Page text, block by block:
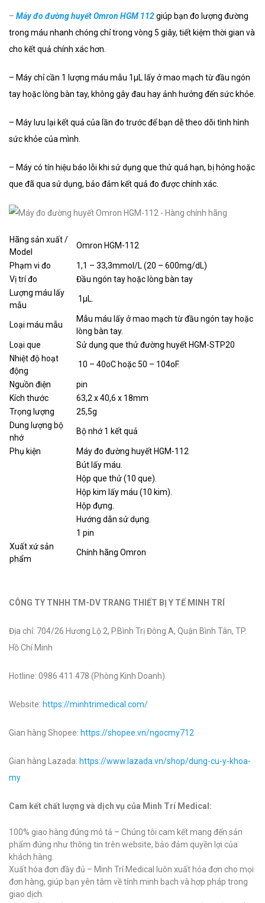
– Máy đo đường huyết Omron HGM 112giúp bạn đo lượng đường
trong máu nhanh chóng chỉ trong vòng 5 giây, tiết kiệm thời gian và
cho kết quả chính xác hơn.
– Máy chỉ cần 1 lượng máu mẫu 1µL lấy ở mao mạch từ đầu ngón
tay hoặc lòng bàn tay, không gây đau hay ảnh hưởng đến sức khỏe.
– Máy lưu lại kết quả của lần đo trước để bạn dễ theo dõi tình hình
sức khỏe của mình.
– Máy có tín hiệu báo lỗi khi sử dụng que thử quá hạn, bị hỏng hoặc
que đã qua sử dụng, bảo đảm kết quả đo được chính xác.
Hãng sản xuất /
Model
Omron HGM-112
Phạm vi đo
1,1 – 33,3mmol/L (20 – 600mg/dL)
Vị trí đo
Đầu ngón tay hoặc lòng bàn tay
Lượng máu lấy
mẫu
1µL.
Loại máu mẫu
Mẫu máu lấy ở mao mạch từ đầu ngón tay hoặc
lòng bàn tay.
Loại que
Sử dụng que thử đường huyết HGM-STP20
Nhiệt độ hoạt
động
10 – 40oC hoặc 50 – 104oF.
Nguồn điện
pin
Kích thước
63,2 x 40,6 x 18mm
Trọng lượng
25,5g
Dung lượng bộ
nhớ
Bộ nhớ 1 kết quả
Phụ kiện
Máy đo đường huyết HGM-112
Bút lấy máu.
Hộp que thử (10 que).
Hộp kim lấy máu (10 kim).
Hộp đựng.
Hướng dẫn sử dụng.
1 pin
Xuất xứ sản
phẩm
Chính hãng Omron
CÔNG TY TNHH TM-DV TRANG THIẾT BỊ Y TẾ MINH TRÍ
Địa chỉ: 704/26 Hương Lộ 2, P.Bình Trị Đông A, Quận Bình Tân, TP.
Hồ Chí Minh
Hotline: 0986 411 478 (Phòng Kinh Doanh)
Website: https://minhtrimedical.com/
Gian hàng Shopee: https://shopee.vn/ngocmy712
Gian hàng Lazada: https://www.lazada.vn/shop/dung-cu-y-khoa-
my
Cam kết chất lượng và dịch vụ của Minh Trí Medical:
100% giao hàng đúng mô tả – Chúng tôi cam kết mang đến sản
phẩm đúng như thông tin trên website, bảo đảm quyền lợi của
khách hàng.
Xuất hóa đơn đầy đủ – Minh Trí Medical luôn xuất hóa đơn cho mọi
đơn hàng, giúp bạn yên tâm về tính minh bạch và hợp pháp trong
giao dịch.